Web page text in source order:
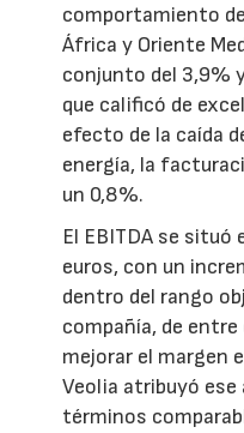
comportamiento
África y Oriente
conjunto del 3,9%
que calificó de
efecto de la caída
energía, la
un 0,8%.
El EBITDA se situó
euros, con un
dentro del rango
compañía, de
mejorar el margen
Veolia atribuyó ese
términos